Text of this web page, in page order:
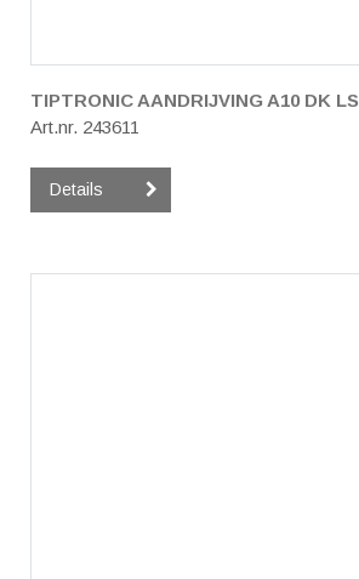
TIPTRONIC AANDRIJVING A10 DK LS
Art.nr. 243611
Details